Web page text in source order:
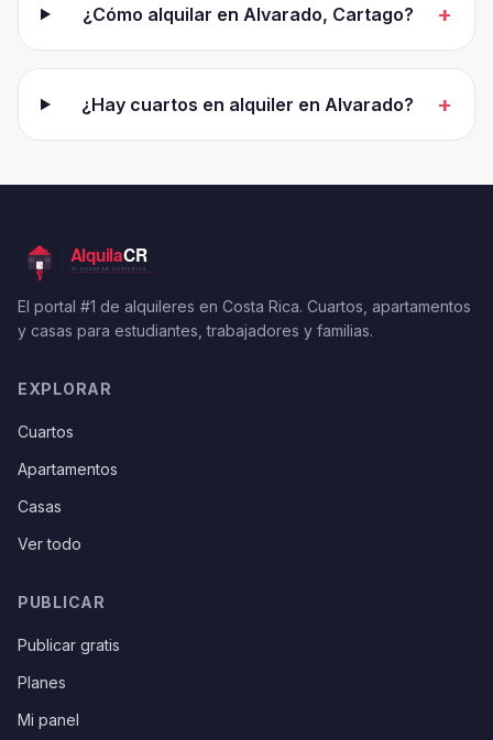
¿Cómo alquilar en Alvarado, Cartago? +
¿Hay cuartos en alquiler en Alvarado? +
El portal #1 de alquileres en Costa Rica. Cuartos, apartamentos
y casas para estudiantes, trabajadores y familias.
EXPLORAR
Cuartos
Apartamentos
Casas
Ver todo
PUBLICAR
Publicar gratis
Planes
Mi panel